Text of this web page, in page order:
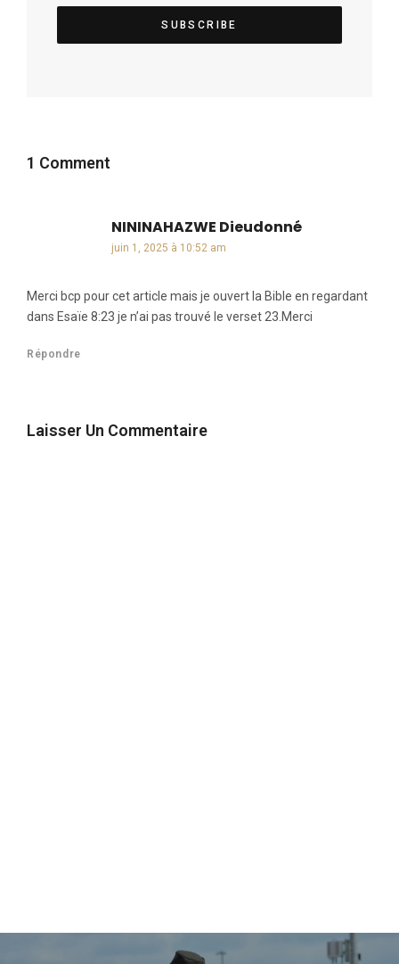
1 Comment
NININAHAZWE Dieudonnédit :
juin 1, 2025 à 10:52 am
Merci bcp pour cet article mais je ouvert la Bible en regardant
dans Esaïe 8:23 je n’ai pas trouvé le verset 23.Merci
Répondre
Laisser Un Commentaire